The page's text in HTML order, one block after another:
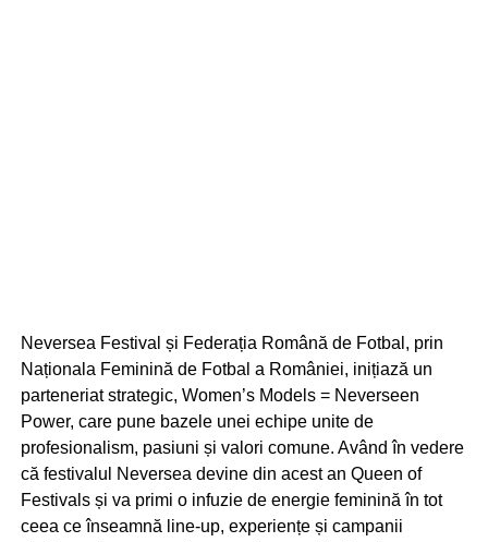
Neversea Festival și Federația Română de Fotbal, prin
Naționala Feminină de Fotbal a României, inițiază un
parteneriat strategic, Women’s Models = Neverseen
Power, care pune bazele unei echipe unite de
profesionalism, pasiuni și valori comune. Având în vedere
că festivalul Neversea devine din acest an Queen of
Festivals și va primi o infuzie de energie feminină în tot
ceea ce înseamnă line-up, experiențe și campanii